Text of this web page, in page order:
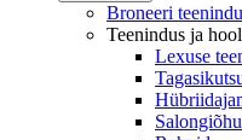
Broneeri
Teenindus ja
Lexuse